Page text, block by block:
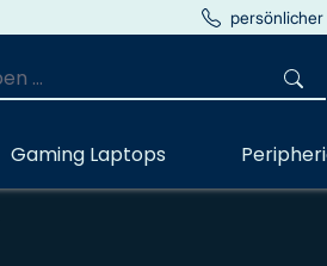
Gaming Laptops